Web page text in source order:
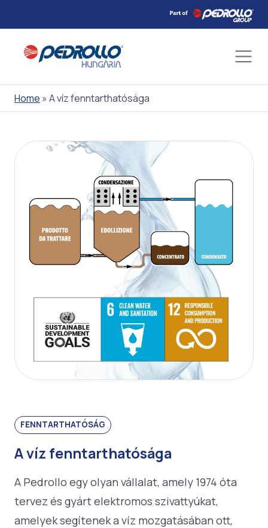
to
content
Home » A víz fenntarthatósága
FENNTARTHATÓSÁG
A víz fenntarthatósága
A Pedrollo egy olyan vállalat, amely 1974 óta
tervez és gyárt elektromos szivattyúkat,
amelyek segítenek a víz mozgatásában ott,